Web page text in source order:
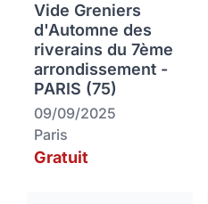
Vide Greniers
d'Automne des
riverains du 7ème
arrondissement -
PARIS (75)
09/09/2025
Paris
Gratuit